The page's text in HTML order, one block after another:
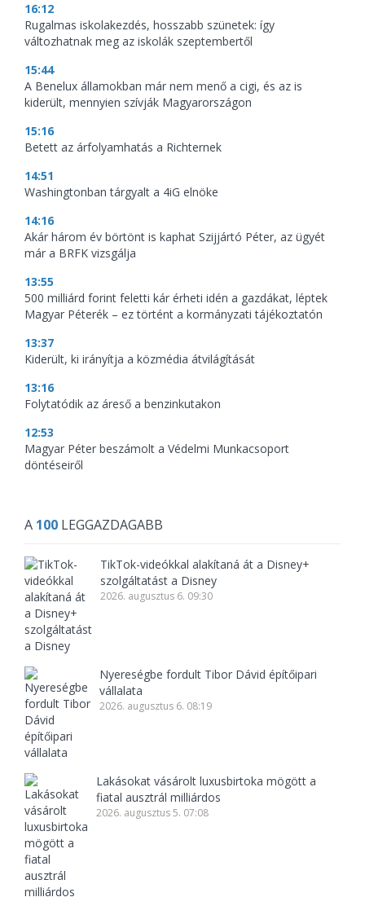
16:12
Rugalmas iskolakezdés, hosszabb szünetek: így
változhatnak meg az iskolák szeptembertől
15:44
A Benelux államokban már nem menő a cigi, és az is
kiderült, mennyien szívják Magyarországon
15:16
Betett az árfolyamhatás a Richternek
14:51
Washingtonban tárgyalt a 4iG elnöke
14:16
Akár három év börtönt is kaphat Szijjártó Péter, az ügyét
már a BRFK vizsgálja
13:55
500 milliárd forint feletti kár érheti idén a gazdákat, léptek
Magyar Péterék – ez történt a kormányzati tájékoztatón
13:37
Kiderült, ki irányítja a közmédia átvilágítását
13:16
Folytatódik az áreső a benzinkutakon
12:53
Magyar Péter beszámolt a Védelmi Munkacsoport
döntéseiről
A 100 LEGGAZDAGABB
TikTok-videókkal alakítaná át a Disney+
szolgáltatást a Disney
2026. augusztus 6. 09:30
Nyereségbe fordult Tibor Dávid építőipari
vállalata
2026. augusztus 6. 08:19
Lakásokat vásárolt luxusbirtoka mögött a
fiatal ausztrál milliárdos
2026. augusztus 5. 07:08